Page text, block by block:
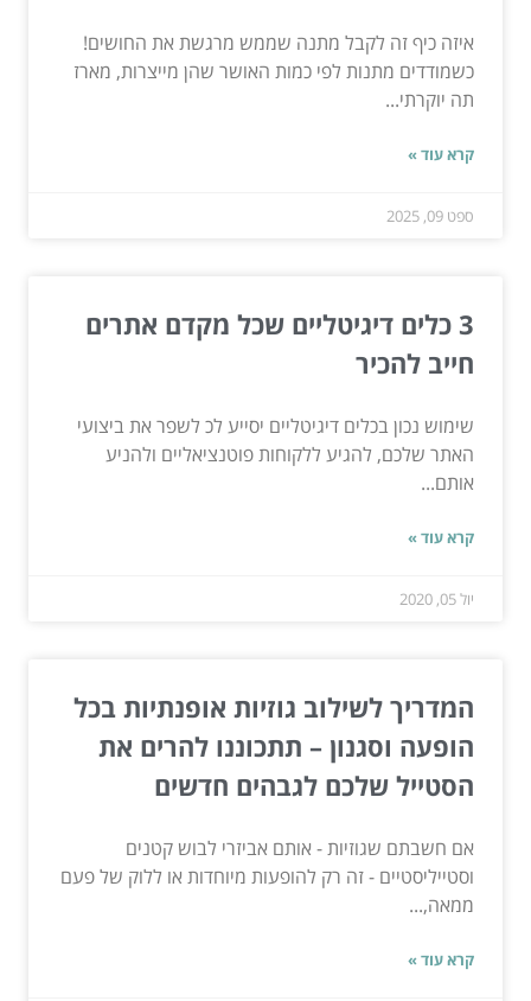
איזה כיף זה לקבל מתנה שממש מרגשת את החושים!
כשמודדים מתנות לפי כמות האושר שהן מייצרות, מארז
תה יוקרתי...
קרא עוד »
ספט 09, 2025
3 כלים דיגיטליים שכל מקדם אתרים
חייב להכיר
שימוש נכון בכלים דיגיטליים יסייע לכ לשפר את ביצועי
האתר שלכם, להגיע ללקוחות פוטנציאליים ולהניע
אותם...
קרא עוד »
יול 05, 2020
המדריך לשילוב גוזיות אופנתיות בכל
הופעה וסגנון – תתכוננו להרים את
הסטייל שלכם לגבהים חדשים
אם חשבתם שגוזיות - אותם אביזרי לבוש קטנים
וסטייליסטיים - זה רק להופעות מיוחדות או ללוק של פעם
ממאה,...
קרא עוד »